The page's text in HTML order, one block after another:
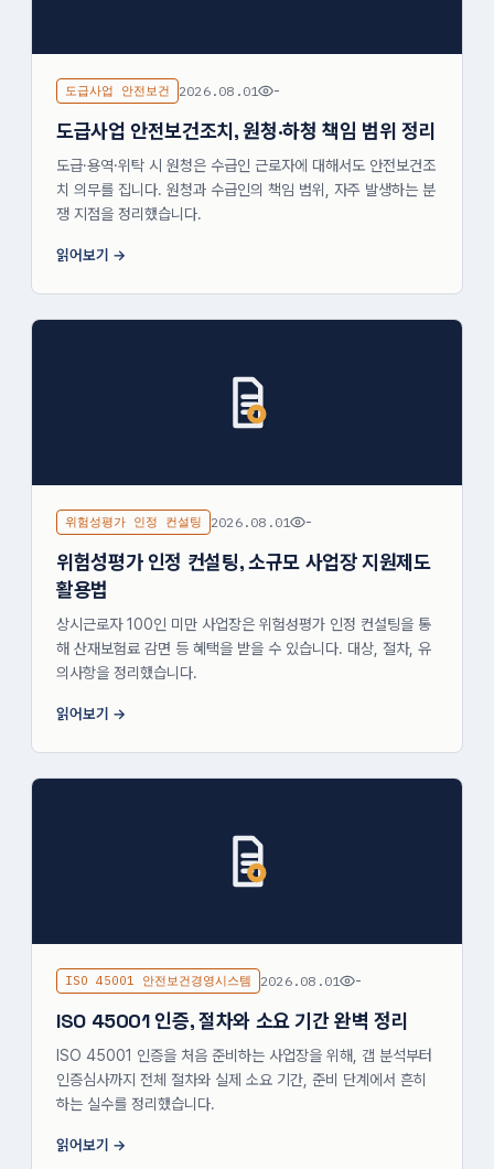
도급사업 안전보건 2026.08.01 -
도급사업 안전보건조치, 원청·하청 책임 범위 정리
도급·용역·위탁 시 원청은 수급인 근로자에 대해서도 안전보건조
치 의무를 집니다. 원청과 수급인의 책임 범위, 자주 발생하는 분
쟁 지점을 정리했습니다.
읽어보기
위험성평가 인정 컨설팅 2026.08.01 -
위험성평가 인정 컨설팅, 소규모 사업장 지원제도
활용법
상시근로자 100인 미만 사업장은 위험성평가 인정 컨설팅을 통
해 산재보험료 감면 등 혜택을 받을 수 있습니다. 대상, 절차, 유
의사항을 정리했습니다.
읽어보기
ISO 45001 안전보건경영시스템 2026.08.01 -
ISO 45001 인증, 절차와 소요 기간 완벽 정리
ISO 45001 인증을 처음 준비하는 사업장을 위해, 갭 분석부터
인증심사까지 전체 절차와 실제 소요 기간, 준비 단계에서 흔히
하는 실수를 정리했습니다.
읽어보기